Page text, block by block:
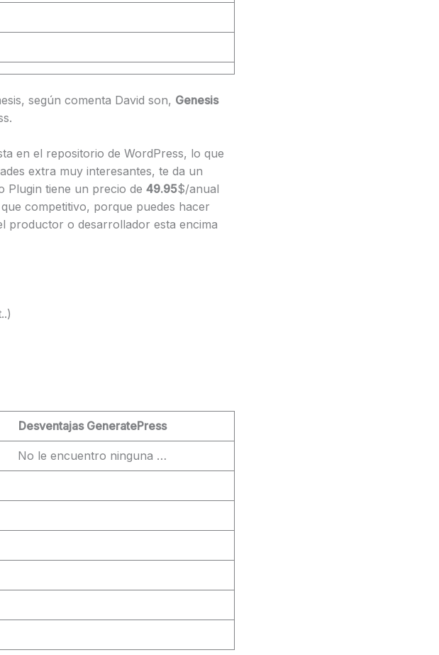
según comenta David son, Genesis
en el repositorio de WordPress, lo que
extra muy interesantes, te da un
Plugin tiene un precio de 49.95$/anual
competitivo, porque puedes hacer
productor o desarrollador esta encima
Desventajas GeneratePress
No le encuentro ninguna …